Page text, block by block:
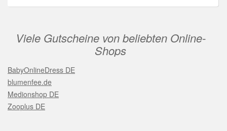
Viele Gutscheine von beliebten Online-
Shops
BabyOnlineDress DE
blumenfee.de
Medionshop DE
Zooplus DE